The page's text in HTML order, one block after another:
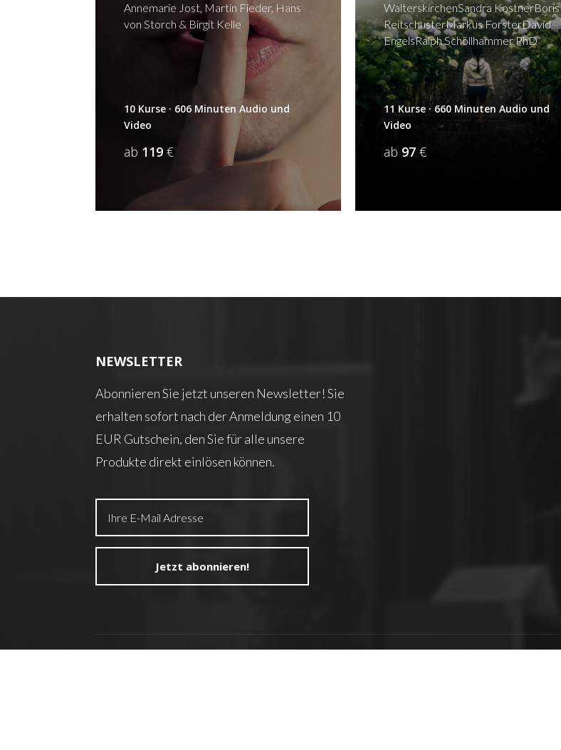
Annemarie Jost, Martin Fieder, Hans
von Storch & Birgit Kelle
10 Kurse · 606 Minuten Audio und
Video
ab 119 €
WalterskirchenSandra KostnerBoris
ReitschusterMarkus ForsterDavid
EngelsRalph Schöllhammer PhD
11 Kurse · 660 Minuten Audio und
Video
ab 97 €
NEWSLETTER
Abonnieren Sie jetzt unseren Newsletter! Sie
erhalten sofort nach der Anmeldung einen 10
EUR Gutschein, den Sie für alle unsere
Produkte direkt einlösen können.